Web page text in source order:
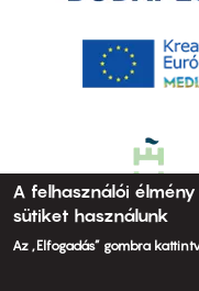
A felhasználói
sütiket használunk
Az „Elfogadás” gombra